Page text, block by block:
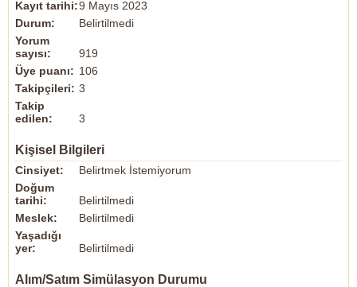
Kayıt tarihi:9 Mayıs 2023
Durum:
Belirtilmedi
Yorum
sayısı:
919
Üye puanı: 106
Takipçileri: 3
Takip
edilen:
3
Kişisel Bilgileri
Cinsiyet:
Belirtmek İstemiyorum
Doğum
tarihi:
Belirtilmedi
Meslek:
Belirtilmedi
Yaşadığı
yer:
Belirtilmedi
Alım/Satım Simülasyon Durumu